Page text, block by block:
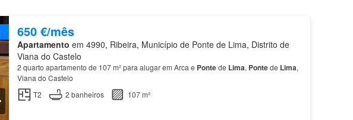
650 €/mês
Apartamento em 4990, Ribeira, Município de Ponte de Lima, Distrito de
Viana do Castelo
2 quarto apartamento de 107 m² para alugar em Arca e Pontede Lima, Pontede Lima,
Viana do Castelo
T2
2 banheiros 107 m²